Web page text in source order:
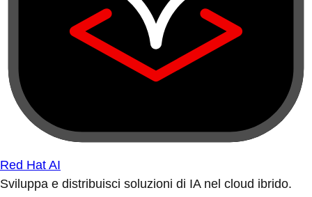
Red Hat AI
Sviluppa e distribuisci soluzioni di IA nel cloud ibrido.